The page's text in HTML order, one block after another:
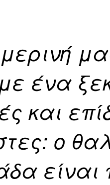
ένα
και
ο
είναι